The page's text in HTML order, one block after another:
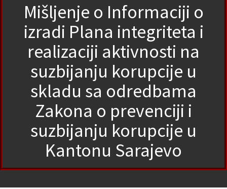
Mišljenje o Informaciji o
izradi Plana integriteta i
realizaciji aktivnosti na
suzbijanju korupcije u
skladu sa odredbama
Zakona o prevenciji i
suzbijanju korupcije u
Kantonu Sarajevo